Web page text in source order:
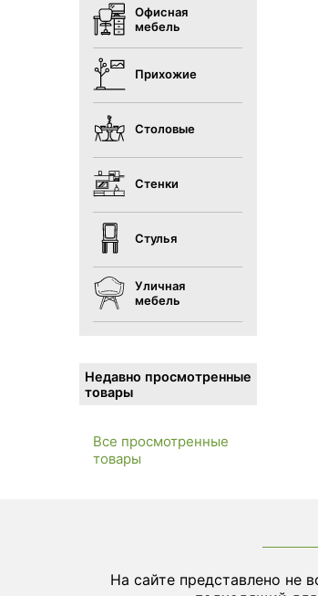
Офисная
мебель
Прихожие
Столовые
Стенки
Стулья
Уличная
мебель
Недавно просмотренные
товары
Все просмотренные
товары
На сайте представлено не